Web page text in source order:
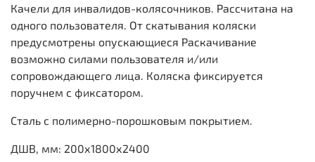
Качели для инвалидов-колясочников. Рассчитана на
одного пользователя. От скатывания коляски
предусмотрены опускающиеся Раскачивание
возможно силами пользователя и/или
сопровождающего лица. Коляска фиксируется
поручнем с фиксатором.
Сталь с полимерно-порошковым покрытием.
ДШВ, мм: 200х1800х2400